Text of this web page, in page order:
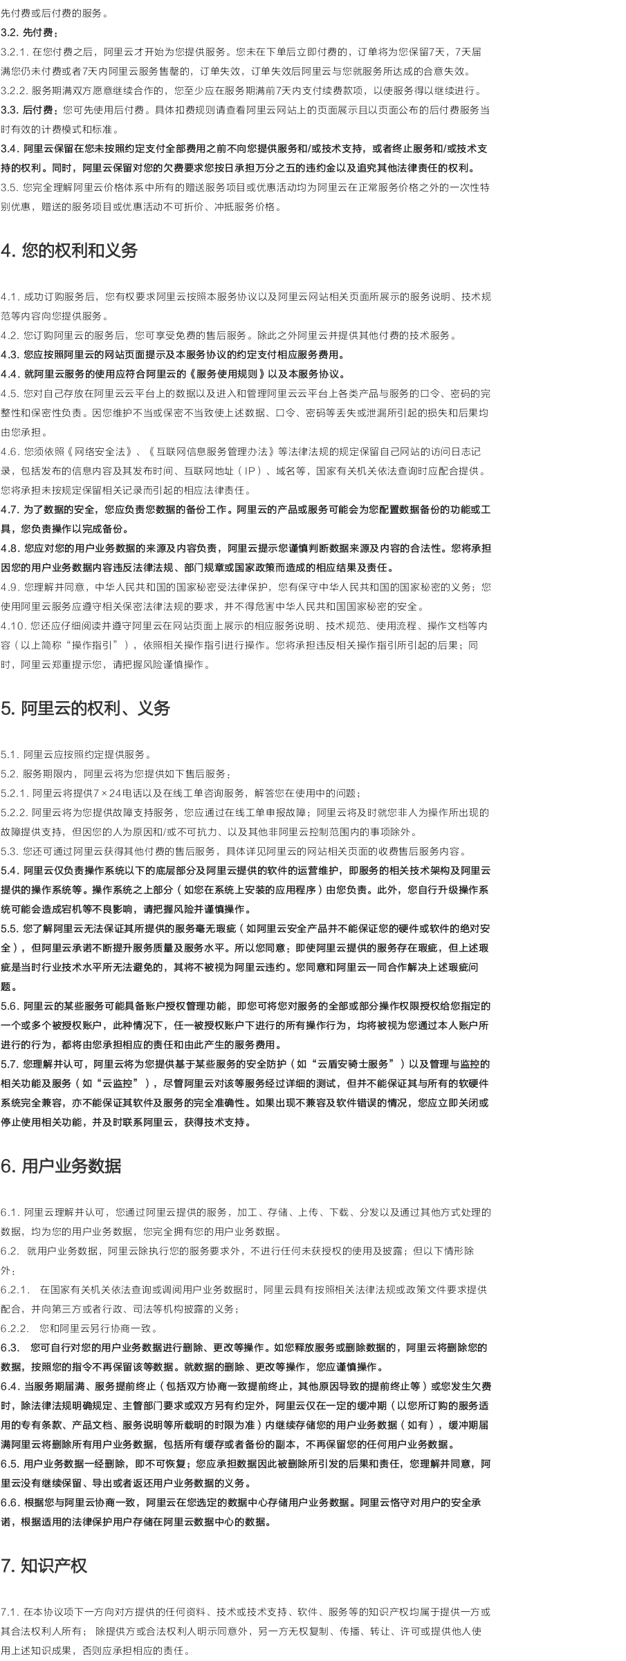
先付费或后付费的服务。
3.2. 先付费：
3.2.1. 在您付费之后，阿里云才开始为您提供服务。您未在下单后立即付费的，订单将为您保留7天，7天届
满您仍未付费或者7天内阿里云服务售罄的，订单失效，订单失效后阿里云与您就服务所达成的合意失效。
3.2.2. 服务期满双方愿意继续合作的，您至少应在服务期满前7天内支付续费款项，以使服务得以继续进行。
3.3. 后付费： 您可先使用后付费。具体扣费规则请查看阿里云网站上的页面展示且以页面公布的后付费服务当
时有效的计费模式和标准。
3.4. 阿里云保留在您未按照约定支付全部费用之前不向您提供服务和/或技术支持，或者终止服务和/或技术支
持的权利。同时，阿里云保留对您的欠费要求您按日承担万分之五的违约金以及追究其他法律责任的权利。
3.5. 您完全理解阿里云价格体系中所有的赠送服务项目或优惠活动均为阿里云在正常服务价格之外的一次性特
别优惠，赠送的服务项目或优惠活动不可折价、冲抵服务价格。
4. 您的权利和义务
4.1. 成功订购服务后，您有权要求阿里云按照本服务协议以及阿里云网站相关页面所展示的服务说明、技术规
范等内容向您提供服务。
4.2. 您订购阿里云的服务后，您可享受免费的售后服务。除此之外阿里云并提供其他付费的技术服务。
4.3. 您应按照阿里云的网站页面提示及本服务协议的约定支付相应服务费用。
4.4. 就阿里云服务的使用应符合阿里云的《服务使用规则》以及本服务协议。
4.5. 您对自己存放在阿里云云平台上的数据以及进入和管理阿里云云平台上各类产品与服务的口令、密码的完
整性和保密性负责。因您维护不当或保密不当致使上述数据、口令、密码等丢失或泄漏所引起的损失和后果均
由您承担。
4.6. 您须依照《网络安全法》、《互联网信息服务管理办法》等法律法规的规定保留自己网站的访问日志记
录，包括发布的信息内容及其发布时间、互联网地址（IP）、域名等，国家有关机关依法查询时应配合提供。
您将承担未按规定保留相关记录而引起的相应法律责任。
4.7. 为了数据的安全，您应负责您数据的备份工作。阿里云的产品或服务可能会为您配置数据备份的功能或工
具，您负责操作以完成备份。
4.8. 您应对您的用户业务数据的来源及内容负责，阿里云提示您谨慎判断数据来源及内容的合法性。您将承担
因您的用户业务数据内容违反法律法规、部门规章或国家政策而造成的相应结果及责任。
4.9. 您理解并同意，中华人民共和国的国家秘密受法律保护，您有保守中华人民共和国的国家秘密的义务；您
使用阿里云服务应遵守相关保密法律法规的要求，并不得危害中华人民共和国国家秘密的安全。
4.10. 您还应仔细阅读并遵守阿里云在网站页面上展示的相应服务说明、技术规范、使用流程、操作文档等内
容（以上简称“操作指引”），依照相关操作指引进行操作。您将承担违反相关操作指引所引起的后果；同
时，阿里云郑重提示您，请把握风险谨慎操作。
5. 阿里云的权利、义务
5.1. 阿里云应按照约定提供服务。
5.2. 服务期限内，阿里云将为您提供如下售后服务：
5.2.1. 阿里云将提供7×24电话以及在线工单咨询服务，解答您在使用中的问题；
5.2.2. 阿里云将为您提供故障支持服务，您应通过在线工单申报故障；阿里云将及时就您非人为操作所出现的
故障提供支持，但因您的人为原因和/或不可抗力、以及其他非阿里云控制范围内的事项除外。
5.3. 您还可通过阿里云获得其他付费的售后服务，具体详见阿里云的网站相关页面的收费售后服务内容。
5.4. 阿里云仅负责操作系统以下的底层部分及阿里云提供的软件的运营维护，即服务的相关技术架构及阿里云
提供的操作系统等。操作系统之上部分（如您在系统上安装的应用程序）由您负责。此外，您自行升级操作系
统可能会造成宕机等不良影响，请把握风险并谨慎操作。
5.5. 您了解阿里云无法保证其所提供的服务毫无瑕疵（如阿里云安全产品并不能保证您的硬件或软件的绝对安
全），但阿里云承诺不断提升服务质量及服务水平。所以您同意：即使阿里云提供的服务存在瑕疵，但上述瑕
疵是当时行业技术水平所无法避免的，其将不被视为阿里云违约。您同意和阿里云一同合作解决上述瑕疵问
题。
5.6. 阿里云的某些服务可能具备账户授权管理功能，即您可将您对服务的全部或部分操作权限授权给您指定的
一个或多个被授权账户，此种情况下，任一被授权账户下进行的所有操作行为，均将被视为您通过本人账户所
进行的行为，都将由您承担相应的责任和由此产生的服务费用。
5.7. 您理解并认可，阿里云将为您提供基于某些服务的安全防护（如“云盾安骑士服务”）以及管理与监控的
相关功能及服务（如“云监控”），尽管阿里云对该等服务经过详细的测试，但并不能保证其与所有的软硬件
系统完全兼容，亦不能保证其软件及服务的完全准确性。如果出现不兼容及软件错误的情况，您应立即关闭或
停止使用相关功能，并及时联系阿里云，获得技术支持。
6. 用户业务数据
6.1. 阿里云理解并认可，您通过阿里云提供的服务，加工、存储、上传、下载、分发以及通过其他方式处理的
数据，均为您的用户业务数据，您完全拥有您的用户业务数据。
6.2．就用户业务数据，阿里云除执行您的服务要求外，不进行任何未获授权的使用及披露；但以下情形除
外：
6.2.1． 在国家有关机关依法查询或调阅用户业务数据时，阿里云具有按照相关法律法规或政策文件要求提供
配合，并向第三方或者行政、司法等机构披露的义务；
6.2.2． 您和阿里云另行协商一致。
6.3． 您可自行对您的用户业务数据进行删除、更改等操作。如您释放服务或删除数据的，阿里云将删除您的
数据，按照您的指令不再保留该等数据。就数据的删除、更改等操作，您应谨慎操作。
6.4. 当服务期届满、服务提前终止（包括双方协商一致提前终止，其他原因导致的提前终止等）或您发生欠费
时，除法律法规明确规定、主管部门要求或双方另有约定外，阿里云仅在一定的缓冲期（以您所订购的服务适
用的专有条款、产品文档、服务说明等所载明的时限为准）内继续存储您的用户业务数据（如有），缓冲期届
满阿里云将删除所有用户业务数据，包括所有缓存或者备份的副本，不再保留您的任何用户业务数据。
6.5. 用户业务数据一经删除，即不可恢复；您应承担数据因此被删除所引发的后果和责任，您理解并同意，阿
里云没有继续保留、导出或者返还用户业务数据的义务。
6.6. 根据您与阿里云协商一致，阿里云在您选定的数据中心存储用户业务数据。阿里云恪守对用户的安全承
诺，根据适用的法律保护用户存储在阿里云数据中心的数据。
7. 知识产权
7.1. 在本协议项下一方向对方提供的任何资料、技术或技术支持、软件、服务等的知识产权均属于提供一方或
其合法权利人所有； 除提供方或合法权利人明示同意外，另一方无权复制、传播、转让、许可或提供他人使
用上述知识成果，否则应承担相应的责任。